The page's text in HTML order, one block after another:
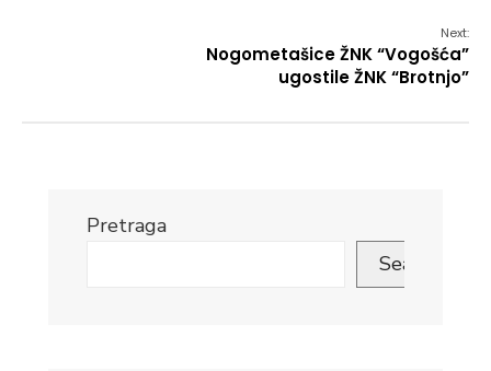
Next:
Nogometašice ŽNK “Vogošća”
ugostile ŽNK “Brotnjo”
Pretraga
Search